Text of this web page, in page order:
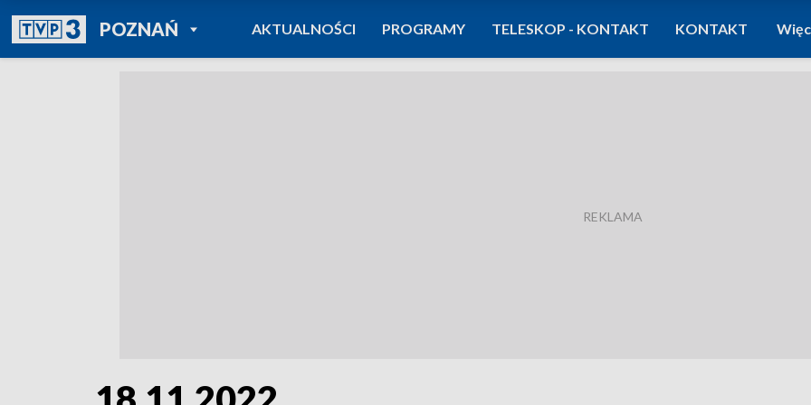
POZNAŃPOWRÓT DO
TVP REGIONY
AKTUALNOŚCI PROGRAMY TELESKOP - KONTAKT KONTAKT